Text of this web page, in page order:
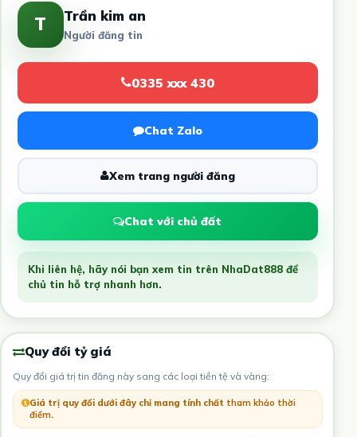
T Trần kim an
Người đăng tin
0335 xxx 430
Chat Zalo
Xem trang người đăng
Chat với chủ đất
Khi liên hệ, hãy nói bạn xem tin trên NhaDat888 để
chủ tin hỗ trợ nhanh hơn.
Quy đổi tỷ giá
Quy đổi giá trị tin đăng này sang các loại tiền tệ và vàng:
Giá trị quy đổi dưới đây chỉ mang tính chất tham khảo thời
điểm.